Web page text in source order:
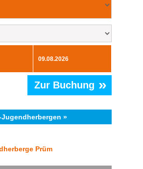
Zur Buchung »
Jugendherbergen »
Prüm